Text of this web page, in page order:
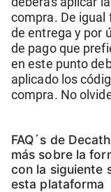
compra. De igual
de entrega y por
de pago que
en este punto
aplicado los
compra. No
FAQ´s de
más sobre la
con la siguiente
esta plataforma